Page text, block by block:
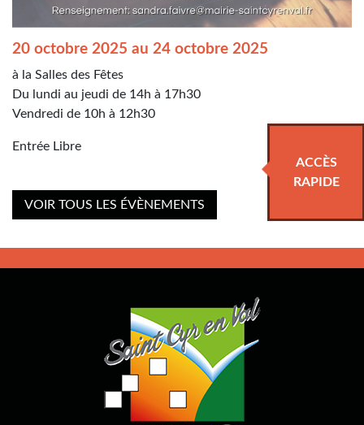
ACCÈS
RAPIDE
20 octobre 2025 au 24 octobre 2025
à la Salles des Fêtes
Du lundi au jeudi de 14h à 17h30
Vendredi de 10h à 12h30
Entrée Libre
VOIR TOUS LES ÉVÈNEMENTS